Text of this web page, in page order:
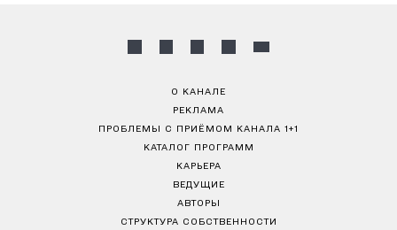
О КАНАЛЕ
РЕКЛАМА
ПРОБЛЕМЫ С ПРИЁМОМ КАНАЛА 1+1
КАТАЛОГ ПРОГРАММ
КАРЬЕРА
ВЕДУЩИЕ
АВТОРЫ
СТРУКТУРА СОБСТВЕННОСТИ